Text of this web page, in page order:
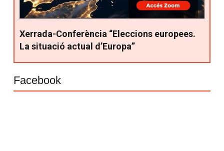
Xerrada-Conferència “Eleccions europees.
La situació actual d’Europa”
Facebook